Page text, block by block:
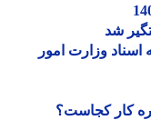
شد
وزارت امور
کار کجاست؟